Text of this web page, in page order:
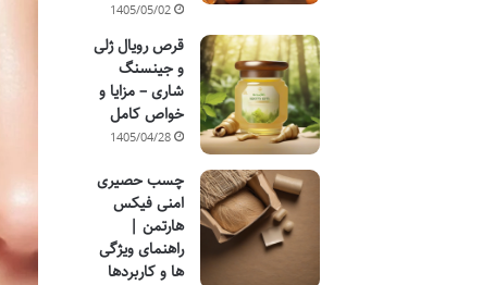
1405/05/02
قرص رویال ژلی
و جینسنگ
شاری – مزایا و
خواص کامل
1405/04/28
چسب حصیری
امنی فیکس
هارتمن |
راهنمای ویژگی
ها و کاربردها